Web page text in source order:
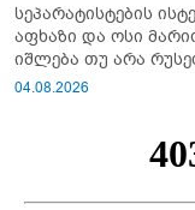
სეპარატისტების
აფხაზი და ოსი
იშლება თუ არა
სისტემა?!
04.08.2026